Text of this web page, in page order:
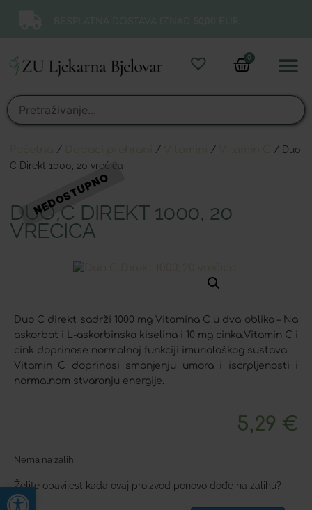
Open toolbar
0
/ / /
/ Duo
C Direkt 1000, 20 vrećica
DUO C DIREKT 1000, 20
VREĆICA
Duo C direkt sadrži 1000 mg Vitamina C u dva oblika – Na
askorbat i L-askorbinska kiselina i 10 mg cinka.Vitamin C i
cink doprinose normalnoj funkciji imunološkog sustava.
Vitamin C doprinosi smanjenju umora i iscrpljenosti i
normalnom stvaranju energije.
5,29 €
Nema na zalihi
Želite obavijest kada ovaj proizvod ponovo dođe na zalihu?